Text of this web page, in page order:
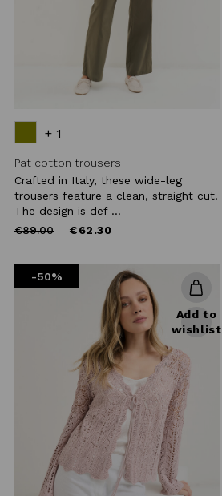
+ 1
Pat cotton trousers
Crafted in Italy, these wide-leg
trousers feature a clean, straight cut.
The design is def ...
Price
€89.00to €62.30
-50%
Add to
wishlist